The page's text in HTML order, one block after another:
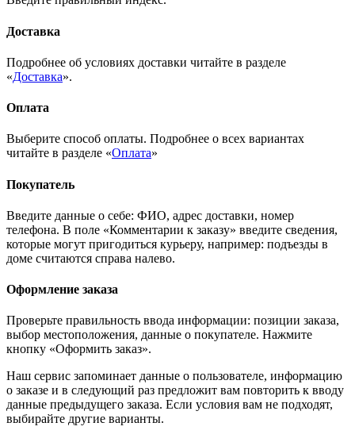
Доставка
Подробнее об условиях доставки читайте в разделе
«Доставка».
Оплата
Выберите способ оплаты. Подробнее о всех вариантах
читайте в разделе «Оплата»
Покупатель
Введите данные о себе: ФИО, адрес доставки, номер
телефона. В поле «Комментарии к заказу» введите сведения,
которые могут пригодиться курьеру, например: подъезды в
доме считаются справа налево.
Оформление заказа
Проверьте правильность ввода информации: позиции заказа,
выбор местоположения, данные о покупателе. Нажмите
кнопку «Оформить заказ».
Наш сервис запоминает данные о пользователе, информацию
о заказе и в следующий раз предложит вам повторить к вводу
данные предыдущего заказа. Если условия вам не подходят,
выбирайте другие варианты.